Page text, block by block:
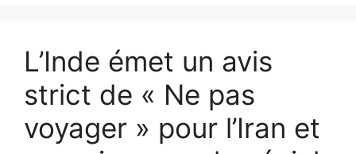
L’Inde émet un avis
strict de « Ne pas
voyager » pour l’Iran et